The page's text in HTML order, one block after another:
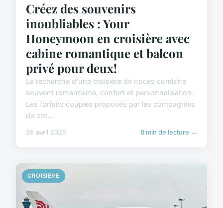
Créez des souvenirs
inoubliables : Your
Honeymoon en croisière avec
cabine romantique et balcon
privé pour deux!
La recherche d'une croisière de noces combine
souvent romantisme, confort et personnalisation.
Les forfaits couples proposés par les compagnies
de cro...
29 avril 2025 8 min de lecture →
CROISIERE